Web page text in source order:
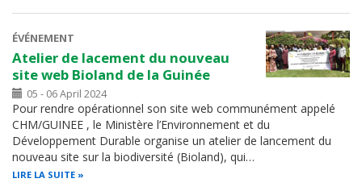
ÉVÉNEMENT
Atelier de lacement du nouveau
site web Bioland de la Guinée
05 - 06 April 2024
Pour rendre opérationnel son site web communément appelé
CHM/GUINEE , le Ministère l’Environnement et du
Développement Durable organise un atelier de lancement du
nouveau site sur la biodiversité (Bioland), qui…
LIRE LA SUITE